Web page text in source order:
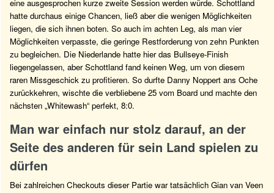
eine ausgesprochen kurze zweite Session werden würde. Schottland
hatte durchaus einige Chancen, ließ aber die wenigen Möglichkeiten
liegen, die sich ihnen boten. So auch im achten Leg, als man vier
Möglichkeiten verpasste, die geringe Restforderung von zehn Punkten
zu begleichen. Die Niederlande hatte hier das Bullseye-Finish
liegengelassen, aber Schottland fand keinen Weg, um von diesem
raren Missgeschick zu profitieren. So durfte Danny Noppert ans Oche
zurückkehren, wischte die verbliebene 25 vom Board und machte den
nächsten „Whitewash“ perfekt, 8:0.
Man war einfach nur stolz darauf, an der
Seite des anderen für sein Land spielen zu
dürfen
Bei zahlreichen Checkouts dieser Partie war tatsächlich Gian van Veen